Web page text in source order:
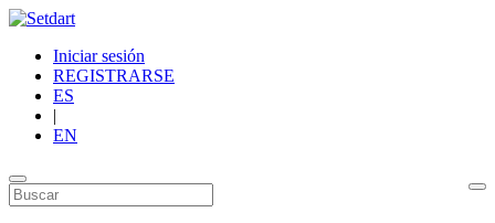
Iniciar sesión
REGISTRARSE
ES
|
EN